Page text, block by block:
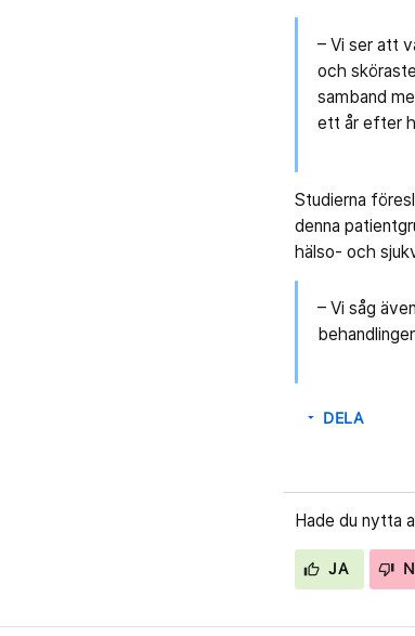
– Vi ser att
och
samband
ett år efter
Studierna
denna
hälso- och
– Vi såg
arrow_drop_down DELA
Hade du nytta
JA